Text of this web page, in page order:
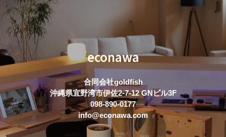
econawa
合同会社goldfish
沖縄県宜野湾市伊佐2-7-12 GNビル3F
098-890-0177
info@econawa.com